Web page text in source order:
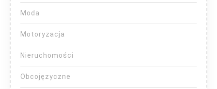
Moda
Motoryzacja
Nieruchomości
Obcojęzyczne